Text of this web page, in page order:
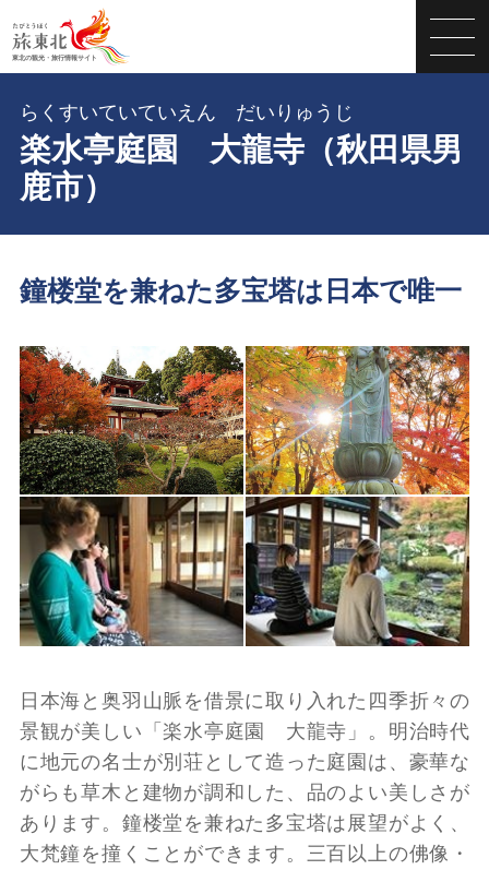
楽水亭庭園 大龍寺（秋田県男
鹿市）
らくすいていていえん だいりゅうじ
鐘楼堂を兼ねた多宝塔は日本で唯一
日本海と奥羽山脈を借景に取り入れた四季折々の
景観が美しい「楽水亭庭園 大龍寺」。明治時代
に地元の名士が別荘として造った庭園は、豪華な
がらも草木と建物が調和した、品のよい美しさが
あります。鐘楼堂を兼ねた多宝塔は展望がよく、
大梵鐘を撞くことができます。三百以上の佛像・